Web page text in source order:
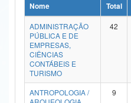
Ministério da Ciência, Tecnologia,
Ministério do Meio Ambiente
Ministério do Turismo
Ministério do Desenvolvimento Regional
Nome Total
ADMINISTRAÇÃO
PÚBLICA E DE
EMPRESAS,
CIÊNCIAS
CONTÁBEIS E
TURISMO
42
ANTROPOLOGIA /
9